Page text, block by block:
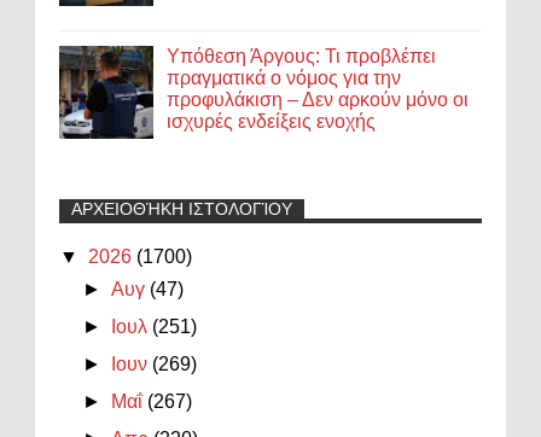
Υπόθεση Άργους: Τι προβλέπει
πραγματικά ο νόμος για την
προφυλάκιση – Δεν αρκούν μόνο οι
ισχυρές ενδείξεις ενοχής
ΑΡΧΕΙΟΘΉΚΗ ΙΣΤΟΛΟΓΊΟΥ
▼ 2026 (1700)
►Αυγ (47)
►
Ιουλ (251)
►
Ιουν (269)
►
Μαΐ (267)